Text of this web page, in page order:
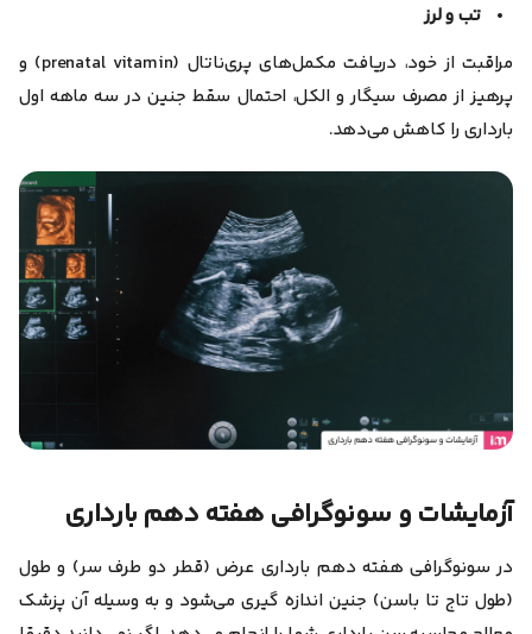
تب و لرز
مراقبت از خود، دریافت مکمل‌های پری‌ناتال (prenatal vitamin) و
پرهیز از مصرف سیگار و الکل، احتمال سقط جنین در سه ماهه اول
بارداری را کاهش می‌دهد.
آزمایشات و سونوگرافی هفته دهم بارداری
در سونوگرافی هفته دهم بارداری عرض (قطر دو طرف سر) و طول
(طول تاج تا باسن) جنین اندازه گیری می‌شود و به وسیله آن پزشک